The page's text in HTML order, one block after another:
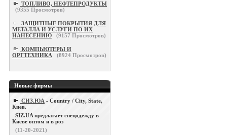
ТОПЛИВО, НЕФТЕПРОДУКТЫ
(9355 Просмотров)
ЗАЩИТНЫЕ ПОКРЫТИЯ ДЛЯ
МЕТАЛЛА И УСЛУГИ ПО ИХ
НАНЕСЕНИЮ
(9157 Просмотров)
КОМПЬЮТЕРЫ И
ОРГТЕХНИКА
(8924 Просмотров)
Новые фирмы
СИЗ.ЮА - Country / City, State,
Киев.
SIZ.UA предлагает спецодежду в
Киеве оптом и в роз
(11-20-2021)